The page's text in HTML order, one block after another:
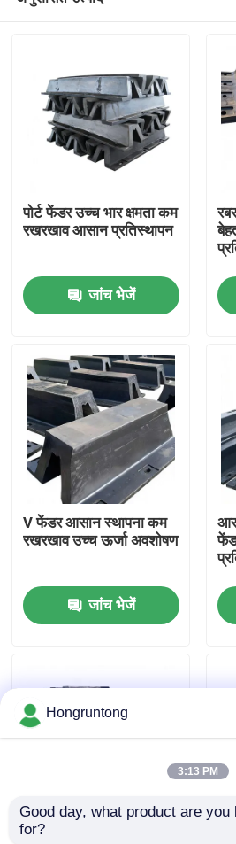
उत्पाद
वीडियो
हमारे बारे में
गुणवत्ता नियंत्रण
डॉक रबर फेंडर
वायवीय रबर फेंडर
पोर्ट फेंडर उच्च भार क्षमता कम
रखरखाव आसान प्रतिस्थापन
जांच भेजें
V फेंडर आसान स्थापना कम
रखरखाव उच्च ऊर्जा अवशोषण
जांच भेजें
वी डॉक फेंडर उच्च प्रभाव
Hongruntong
3:13 PM
Good day, what product are you
for?